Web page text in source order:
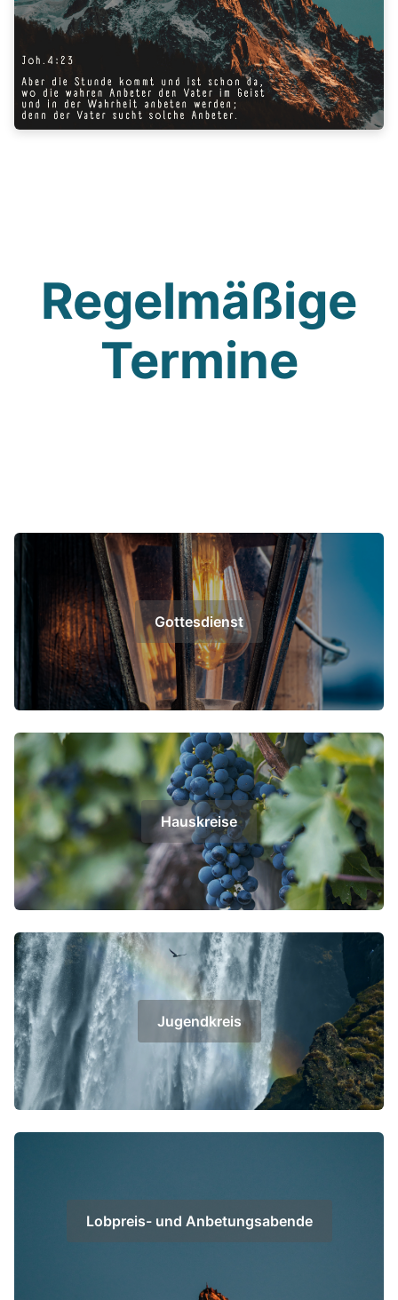
Regelmäßige
Termine
Gottesdienst
Hauskreise
Jugendkreis
Lobpreis- und Anbetungsabende